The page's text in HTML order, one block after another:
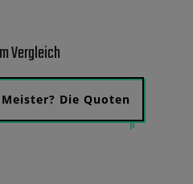
Vergleich
Die Quoten